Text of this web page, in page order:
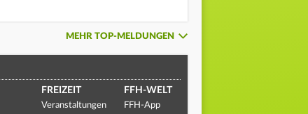
MEHR TOP-MELDUNGEN
FREIZEIT
Veranstaltungen
FFH-WELT
FFH-App